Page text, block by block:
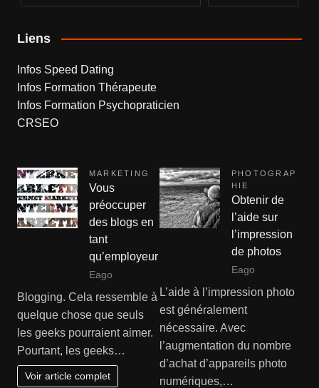
Liens
Infos Speed Dating
Infos Formation Thérapeute
Infos Formation Psychopraticien
CRSEO
MARKETING
Vous
préoccuper
des blogs en
tant
qu’employeur
Eago
Blogging. Cela ressemble à
quelque chose que seuls
les geeks pourraient aimer.
Pourtant, les geeks…
Voir article complet
PHOTOGRAP
HIE
Obtenir de
l’aide sur
l’impression
de photos
Eago
L’aide à l’impression photo
est généralement
nécessaire. Avec
l’augmentation du nombre
d’achat d’appareils photo
numériques,…